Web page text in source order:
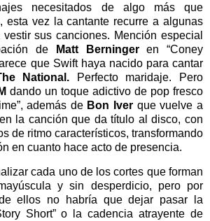
necesitados de algo más que
esta vez la cantante recurre a algunas
sus canciones. Mención especial
de
Matt Berningeren “Coney
que Swift haya nacido para cantar
National. Perfecto maridaje. Pero
dando un toque adictivo de pop fresco
además de Bon Iver que vuelve a
la canción que da título al disco, con
de ritmo característicos, transformando
en cuanto hace acto de presencia.
cada uno de los cortes que forman
y sin desperdicio, pero por
ellos no habría que dejar pasar la
Short” o la cadencia atrayente de